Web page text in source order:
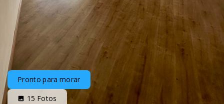
Pronto para morar
15 Fotos